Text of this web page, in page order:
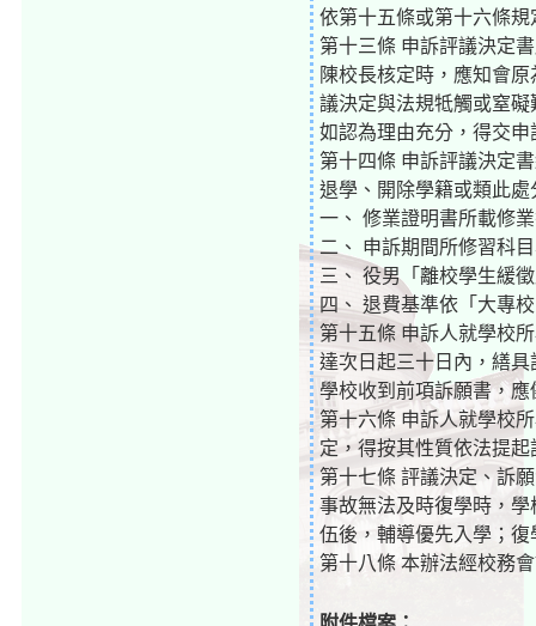
依第十五條或第十六條
第十三條 申訴評議決定
陳校長核定時，應知會
議決定與法規牴觸或窒
如認為理由充分，得交
第十四條 申訴評議決定
退學、開除學籍或類此
一、 修業證明書所載修
二、 申訴期間所修習科
三、 役男「離校學生緩
四、 退費基準依「大專
第十五條 申訴人就學校
達次日起三十日內，繕
學校收到前項訴願書，
第十六條 申訴人就學校
定，得按其性質依法提
第十七條 評議決定、訴
事故無法及時復學時，
伍後，輔導優先入學；
第十八條 本辦法經校務